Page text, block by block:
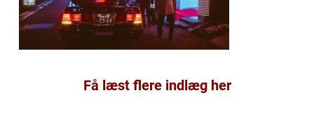
Få læst flere indlæg her